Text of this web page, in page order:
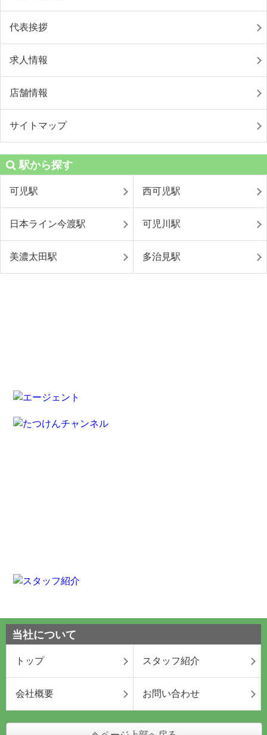
代表挨拶
求人情報
店舗情報
サイトマップ
駅から探す
可児駅 西可児駅
日本ライン今渡駅 可児川駅
美濃太田駅 多治見駅
当社について
トップ スタッフ紹介
会社概要 お問い合わせ